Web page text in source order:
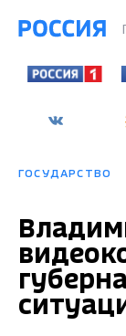
ГОСУДАРСТВО